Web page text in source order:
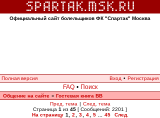
Официальный сайт болельщиков ФК "Спартак" Москва
Полная версия Вход • Регистрация
FAQ • Поиск
Общение на сайте » Гостевая книга ВВ
Пред. тема | След. тема
Страница 1 из 45 [ Сообщений: 2201 ]
На страницу 1 2 3 4 5 45
След.